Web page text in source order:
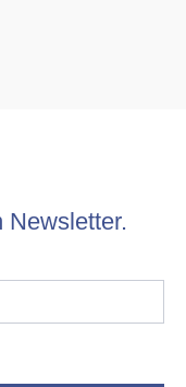
Newsletter.